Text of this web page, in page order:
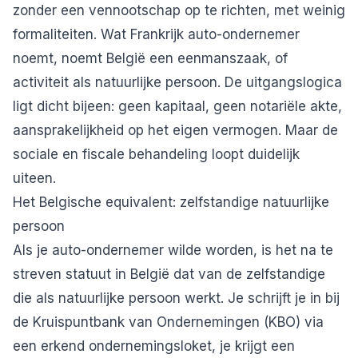
zonder een vennootschap op te richten, met weinig
formaliteiten. Wat Frankrijk auto-ondernemer
noemt, noemt België een eenmanszaak, of
activiteit als natuurlijke persoon. De uitgangslogica
ligt dicht bijeen: geen kapitaal, geen notariële akte,
aansprakelijkheid op het eigen vermogen. Maar de
sociale en fiscale behandeling loopt duidelijk
uiteen.
Het Belgische equivalent: zelfstandige natuurlijke
persoon
Als je auto-ondernemer wilde worden, is het na te
streven statuut in België dat van de zelfstandige
die als natuurlijke persoon werkt. Je schrijft je in bij
de Kruispuntbank van Ondernemingen (KBO) via
een erkend ondernemingsloket, je krijgt een